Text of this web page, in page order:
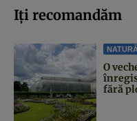
Iți recomandăm
NATURĂ
O
fără